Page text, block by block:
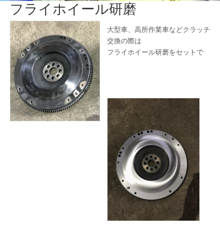
フライホイール研磨
大型車、高所作業車などクラッチ
交換の際は
フライホイール研磨をセットで